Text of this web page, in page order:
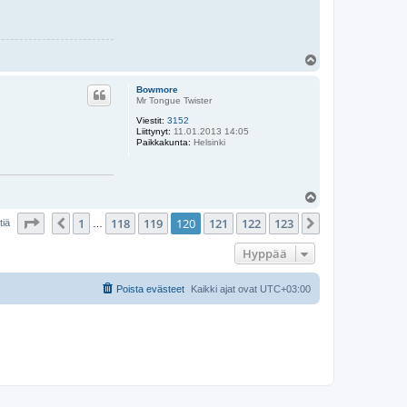
Bowmore
Mr Tongue Twister
Viestit: 3152
Liittynyt: 11.01.2013 14:05
Paikkakunta: Helsinki
s
Sivu 120 123
Edellinen
1 118 119 120 121 122 123
Hyppää
Kaikki ajat ovat UTC+03:00
Poista evästeet